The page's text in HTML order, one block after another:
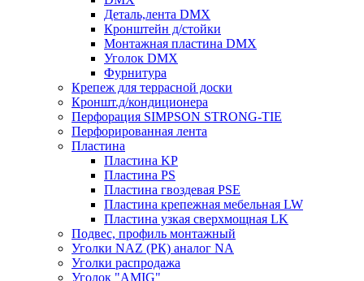
Деталь,лента DMX
Кронштейн д/стойки
Монтажная пластина DMX
Уголок DMX
Фурнитура
Крепеж для террасной доски
Кроншт.д/кондиционера
Перфорация SIMPSON STRONG-TIE
Перфорированная лента
Пластина
Пластина KP
Пластина PS
Пластина гвоздевая PSE
Пластина крепежная мебельная LW
Пластина узкая сверхмощная LK
Подвес, профиль монтажный
Уголки NAZ (РК) аналог NA
Уголки распродажа
Уголок "AMIG"